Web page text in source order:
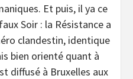
Et puis, il ya ce
Soir : la Résistance a
clandestin, identique
bien orienté quant à
diffusé à Bruxelles aux